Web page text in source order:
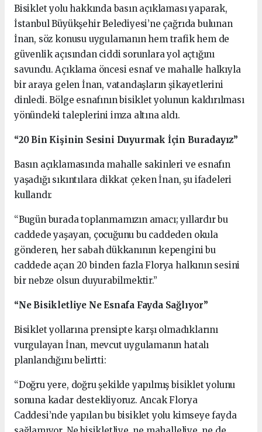
Bisiklet yolu hakkında basın açıklaması yaparak,
İstanbul Büyükşehir Belediyesi’ne çağrıda bulunan
İnan, söz konusu uygulamanın hem trafik hem de
güvenlik açısından ciddi sorunlara yol açtığını
savundu. Açıklama öncesi esnaf ve mahalle halkıyla
bir araya gelen İnan, vatandaşların şikayetlerini
dinledi. Bölge esnafının bisiklet yolunun kaldırılması
yönündeki taleplerini imza altına aldı.
“20 Bin Kişinin Sesini Duyurmak İçin Buradayız”
Basın açıklamasında mahalle sakinleri ve esnafın
yaşadığı sıkıntılara dikkat çeken İnan, şu ifadeleri
kullandı:
“Bugün burada toplanmamızın amacı; yıllardır bu
caddede yaşayan, çocuğunu bu caddeden okula
gönderen, her sabah dükkanının kepengini bu
caddede açan 20 binden fazla Florya halkının sesini
bir nebze olsun duyurabilmektir.”
“Ne Bisikletliye Ne Esnafa Fayda Sağlıyor”
Bisiklet yollarına prensipte karşı olmadıklarını
vurgulayan İnan, mevcut uygulamanın hatalı
planlandığını belirtti:
“Doğru yere, doğru şekilde yapılmış bisiklet yolunu
sonuna kadar destekliyoruz. Ancak Florya
Caddesi’nde yapılan bu bisiklet yolu kimseye fayda